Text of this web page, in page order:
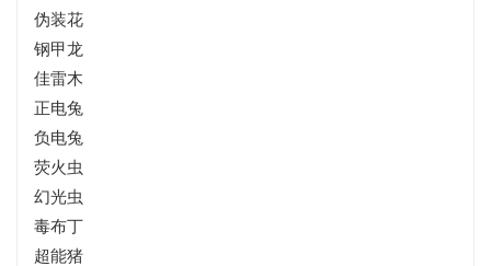
伪装花
钢甲龙
佳雷木
正电兔
负电兔
荧火虫
幻光虫
毒布丁
超能猪